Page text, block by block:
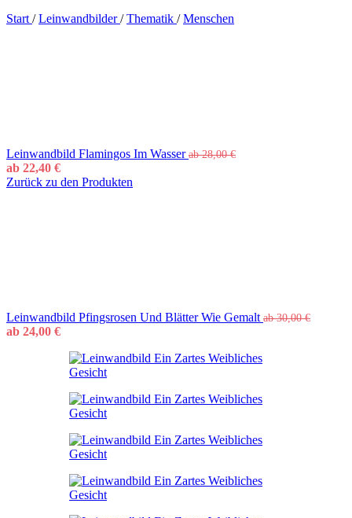
Start / Leinwandbilder/ Thematik / Menschen
Leinwandbild Flamingos Im Wasserab28,00€
ab 22,40 €
Zurück zu den Produkten
Leinwandbild Pfingsrosen Und Blätter Wie Gemalt ab30,00€
ab 24,00 €